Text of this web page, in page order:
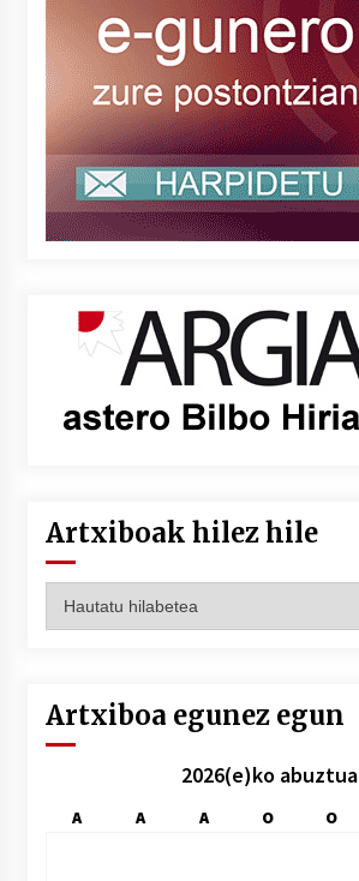
Artxiboak hilez hile
hilez
Artxiboa egunez egun
2026(e)ko abuztua
A A A O O